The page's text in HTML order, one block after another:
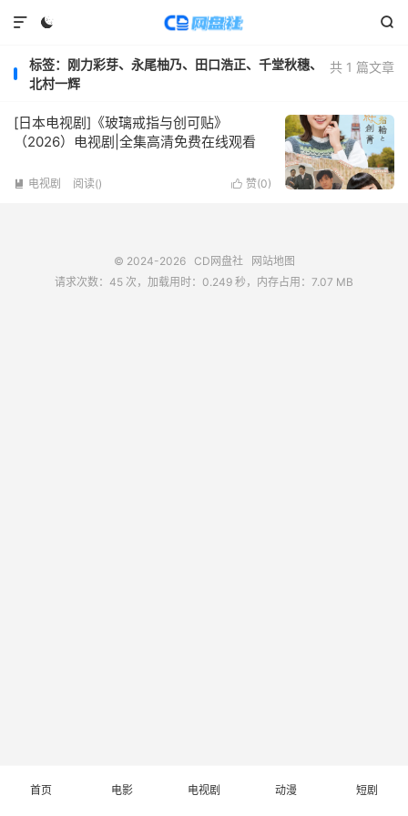
 

共 1 篇文章
标签：刚力彩芽、永尾柚乃、田口浩正、千堂秋穗、
北村一辉
[日本电视剧]《玻璃戒指与创可贴》
（2026）电视剧|全集高清免费在线观看
 赞(0)
 电视剧 阅读()
© 2024-2026 CD网盘社
网站地图
请求次数：45 次，加载用时：0.249 秒，内存占用：7.07 MB
首页 电影 电视剧 动漫 短剧